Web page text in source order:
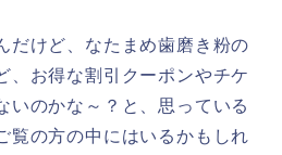
だけど、なたまめ歯磨き粉の
、お得な割引クーポンやチケ
いのかな～？と、思っている
覧の方の中にはいるかもしれ